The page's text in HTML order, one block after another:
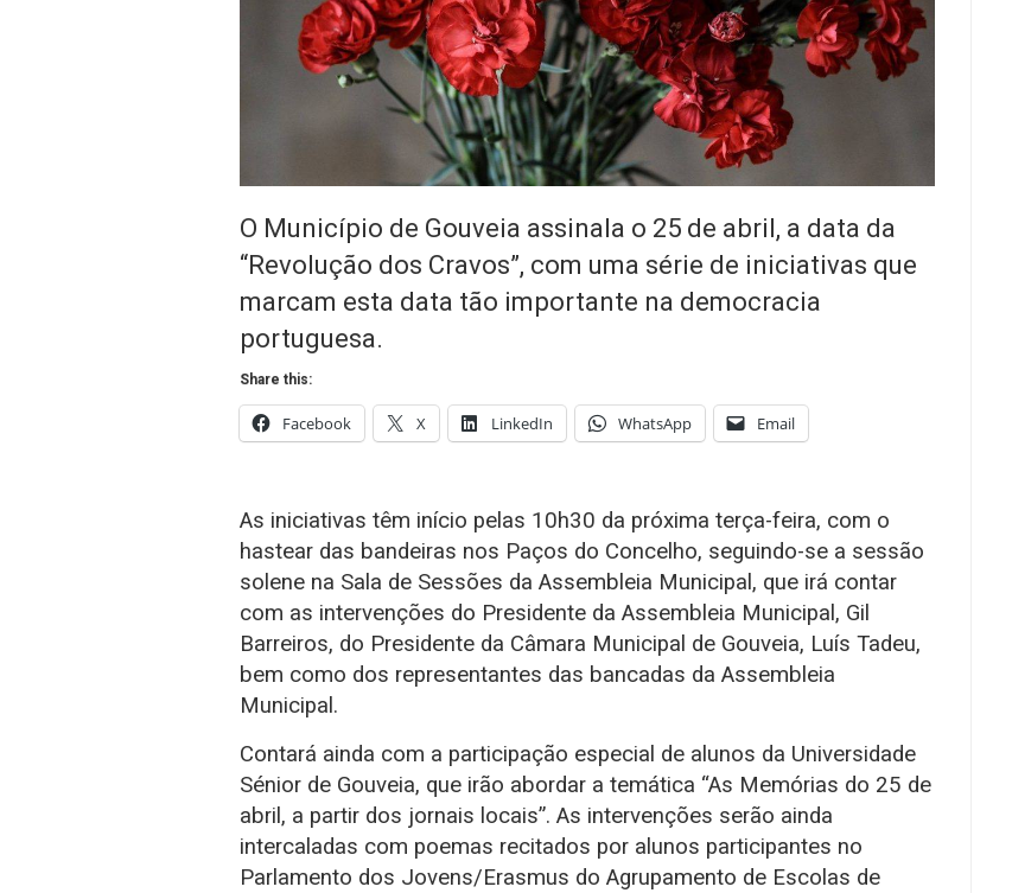
O Município de Gouveia assinala o 25 de abril, a data da
“Revolução dos Cravos”, com uma série de iniciativas que
marcam esta data tão importante na democracia
portuguesa.
Share this:
Facebook X LinkedIn WhatsApp Email
As iniciativas têm início pelas 10h30 da próxima terça-feira, com o
hastear das bandeiras nos Paços do Concelho, seguindo-se a sessão
solene na Sala de Sessões da Assembleia Municipal, que irá contar
com as intervenções do Presidente da Assembleia Municipal, Gil
Barreiros, do Presidente da Câmara Municipal de Gouveia, Luís Tadeu,
bem como dos representantes das bancadas da Assembleia
Municipal.
Contará ainda com a participação especial de alunos da Universidade
Sénior de Gouveia, que irão abordar a temática “As Memórias do 25 de
abril, a partir dos jornais locais”. As intervenções serão ainda
intercaladas com poemas recitados por alunos participantes no
Parlamento dos Jovens/Erasmus do Agrupamento de Escolas de